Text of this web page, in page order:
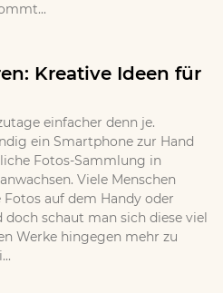
Kreative Ideen für
einfacher denn je.
ein Smartphone zur Hand
Fotos-Sammlung in
Viele Menschen
auf dem Handy oder
schaut man sich diese viel
Werke hingegen mehr zu